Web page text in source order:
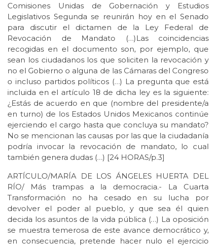
Comisiones Unidas de Gobernación y Estudios
Legislativos Segunda se reunirán hoy en el Senado
para discutir el dictamen de la Ley Federal de
Revocación de Mandato (…)Las coincidencias
recogidas en el documento son, por ejemplo, que
sean los ciudadanos los que soliciten la revocación y
no el Gobierno o alguna de las Cámaras del Congreso
o incluso partidos políticos (…) La pregunta que está
incluida en el artículo 18 de dicha ley es la siguiente:
¿Estás de acuerdo en que (nombre del presidente/a
en turno) de los Estados Unidos Mexicanos continúe
ejerciendo el cargo hasta que concluya su mandato?
No se mencionan las causas por las que la ciudadanía
podría invocar la revocación de mandato, lo cual
también genera dudas (…) [24 HORAS/p.3]
ARTÍCULO/MARÍA DE LOS ÁNGELES HUERTA DEL
RÍO/ Más trampas a la democracia.- La Cuarta
Transformación no ha cesado en su lucha por
devolver el poder al pueblo, y que sea él quien
decida los asuntos de la vida pública (…) La oposición
se muestra temerosa de este avance democrático y,
en consecuencia, pretende hacer nulo el ejercicio